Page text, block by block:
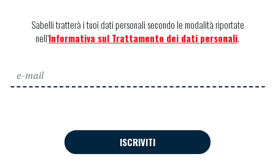
Sabelli tratterà i tuoi dati personali secondo le modalità riportate
nell’Informativa sul Trattamento dei dati personali.
ISCRIVITI